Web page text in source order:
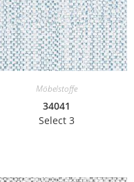
Möbelstoffe
34041
Select 3